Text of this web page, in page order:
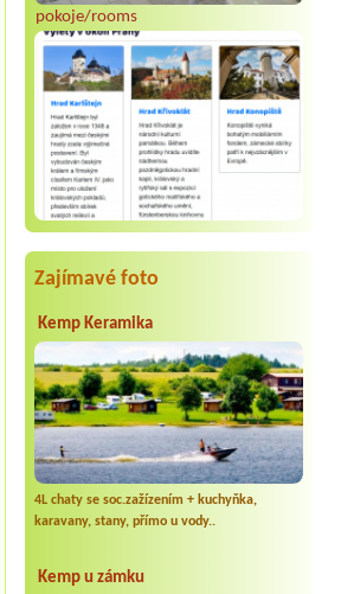
pokoje/rooms
Zajímavé foto
Kemp Keramika
4L chaty se soc.zažízením + kuchyňka,
karavany, stany, přímo u vody..
Kemp u zámku